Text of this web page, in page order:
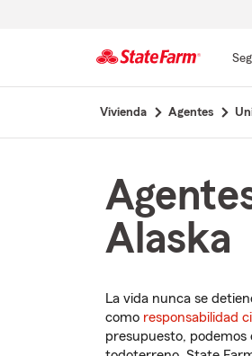
Vivienda Agentes
Alaska
La vida nunca se
como responsabilidad
presupuesto, podemos